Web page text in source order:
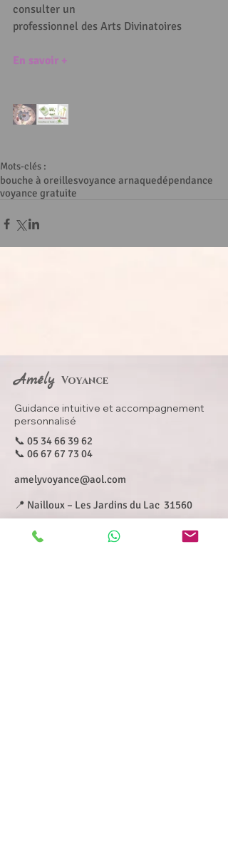
consulter un
professionnel des Arts Divinatoires
En savoir +
Mots-clés :
bouche à oreillesvoyance arnaquedépendance
voyance gratuite
Amély Voyance
Guidance intuitive et accompagnement
personnalisé
📞 05 34 66 39 62
📞 06 67 67 73 04
amelyvoyance@aol.com
📍 Nailloux – Les Jardins du Lac 31560 ​
Retrouvez-moi également sur :